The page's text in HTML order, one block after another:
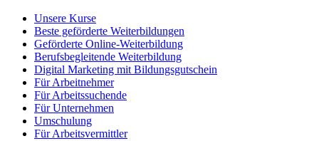
Unsere Kurse
Beste geförderte Weiterbildungen
Geförderte Online-Weiterbildung
Berufsbegleitende Weiterbildung
Digital Marketing mit Bildungsgutschein
Für Arbeitnehmer
Für Arbeitssuchende
Für Unternehmen
Umschulung
Für Arbeitsvermittler